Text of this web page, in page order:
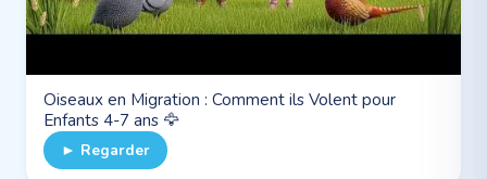
Oiseaux en Migration : Comment ils Volent pour
Enfants 4-7 ans 🦅
► Regarder